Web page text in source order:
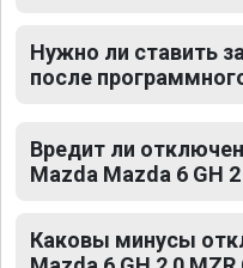
Нужно ли ставить
после
Вредит ли
Mazda Mazda 6 GH
Каковы минусы